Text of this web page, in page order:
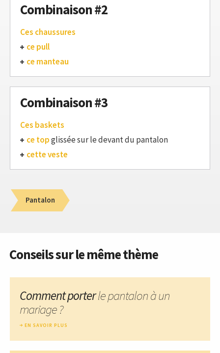
Combinaison #2
Ces chaussures
ce pull
ce manteau
Combinaison #3
Ces baskets
ce topglissée sur le devant du pantalon
cette veste
Pantalon
Conseils sur le même thème
Comment porterle pantalon à un
mariage ?
EN SAVOIR PLUS